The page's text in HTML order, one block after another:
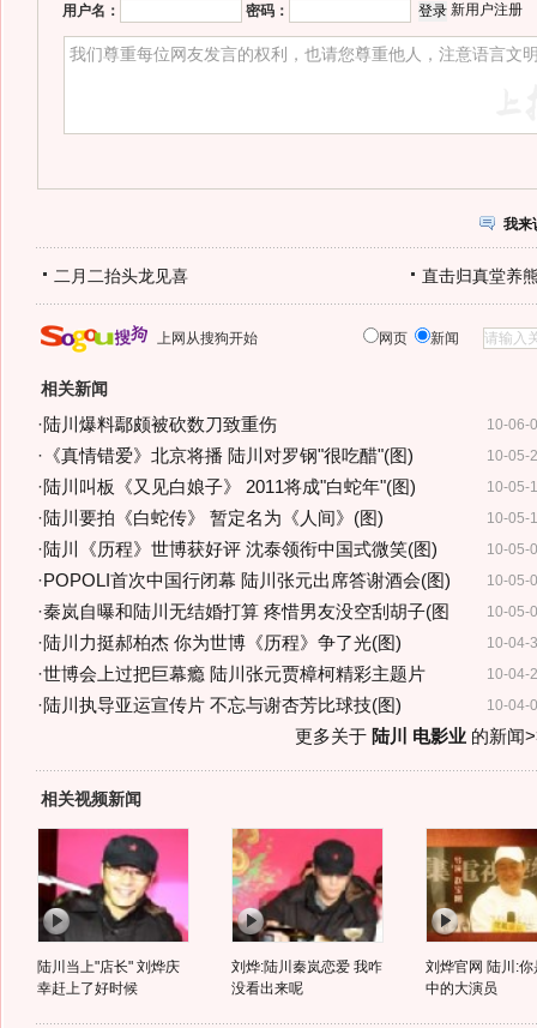
用户名： 密码： 新用户注册
我来
二月二抬头龙见喜 直击归真堂养
上网从搜狗开始 网页 新闻
相关新闻
10-06-
·陆川爆料鄢颇被砍数刀致重伤
10-05-
· 《真情错爱》北京将播 陆川对罗钢"很吃醋"(图)
10-05-
·陆川叫板《又见白娘子》 2011将成"白蛇年"(图)
10-05-
·陆川要拍《白蛇传》 暂定名为《人间》(图)
10-05-
·陆川《历程》世博获好评 沈泰领衔中国式微笑(图)
10-05-
·POPOLI首次中国行闭幕 陆川张元出席答谢酒会(图)
10-05-
·秦岚自曝和陆川无结婚打算 疼惜男友没空刮胡子(图
10-04-
·陆川力挺郝柏杰 你为世博《历程》争了光(图)
10-04-
·世博会上过把巨幕瘾 陆川张元贾樟柯精彩主题片
10-04-
·陆川执导亚运宣传片 不忘与谢杏芳比球技(图)
更多关于 陆川 电影业的新闻
相关视频新闻
陆川当上"店长" 刘烨庆
幸赶上了好时候
刘烨:陆川秦岚恋爱 我咋
没看出来呢
刘烨官网 陆川:你
中的大演员